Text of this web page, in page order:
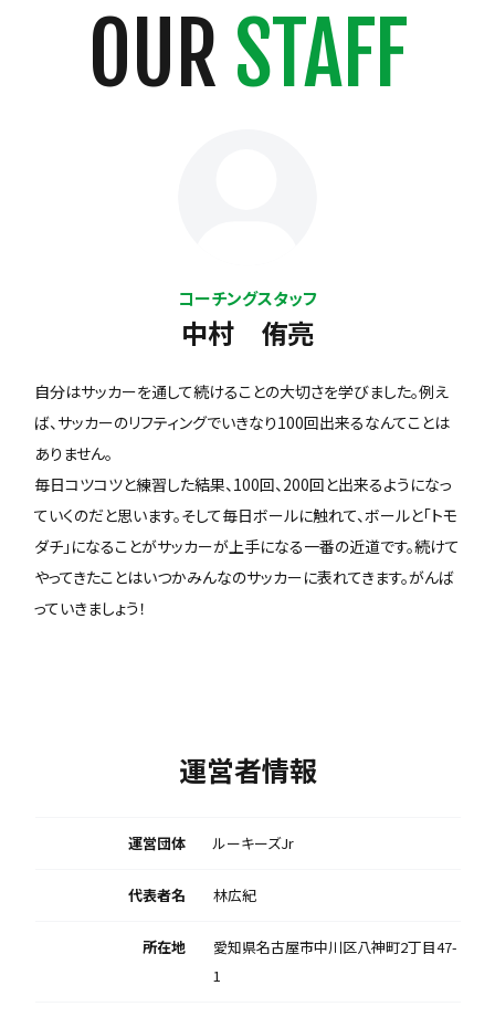
OUR STAFF
コーチングスタッフ
中村 侑亮
自分はサッカーを通して続けることの大切さを学びました。例え
ば、サッカーのリフティングでいきなり100回出来るなんてことは
ありません。
毎日コツコツと練習した結果、100回、200回と出来るようになっ
ていくのだと思います。そして毎日ボールに触れて、ボールと「トモ
ダチ」になることがサッカーが上手になる一番の近道です。続けて
やってきたことはいつかみんなのサッカーに表れてきます。がんば
っていきましょう！
運営者情報
運営団体 ルーキーズJr
代表者名 林広紀
所在地
愛知県名古屋市中川区八神町2丁目47-
1